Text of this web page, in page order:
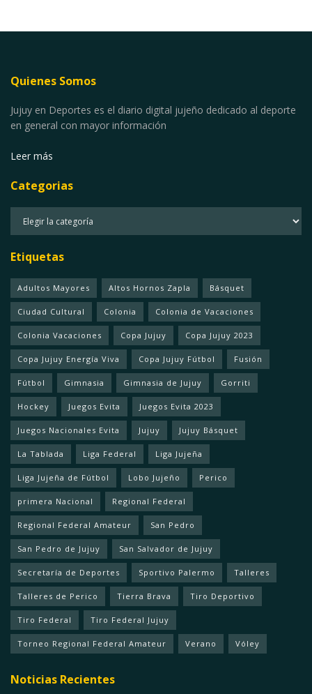
Quienes Somos
Jujuy en Deportes es el diario digital jujeño dedicado al deporte
en general con mayor información
Leer más
Categorias
Etiquetas
Adultos Mayores Altos Hornos Zapla Básquet
Ciudad Cultural Colonia Colonia de Vacaciones
Colonia Vacaciones Copa Jujuy Copa Jujuy 2023
Copa Jujuy Energía Viva Copa Jujuy Fútbol Fusión
Fútbol Gimnasia Gimnasia de Jujuy Gorriti
Hockey Juegos Evita Juegos Evita 2023
Juegos Nacionales Evita Jujuy Jujuy Básquet
La Tablada Liga Federal Liga Jujeña
Liga Jujeña de Fútbol Lobo Jujeño Perico
primera Nacional Regional Federal
Regional Federal Amateur San Pedro
San Pedro de Jujuy San Salvador de Jujuy
Secretaría de Deportes Sportivo Palermo Talleres
Talleres de Perico Tierra Brava Tiro Deportivo
Tiro Federal Tiro Federal Jujuy
Torneo Regional Federal Amateur Verano Vóley
Noticias Recientes